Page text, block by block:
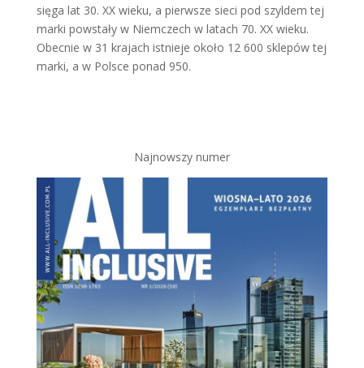
sięga lat 30. XX wieku, a pierwsze sieci pod szyldem tej
marki powstały w Niemczech w latach 70. XX wieku.
Obecnie w 31 krajach istnieje około 12 600 sklepów tej
marki, a w Polsce ponad 950.
Najnowszy numer